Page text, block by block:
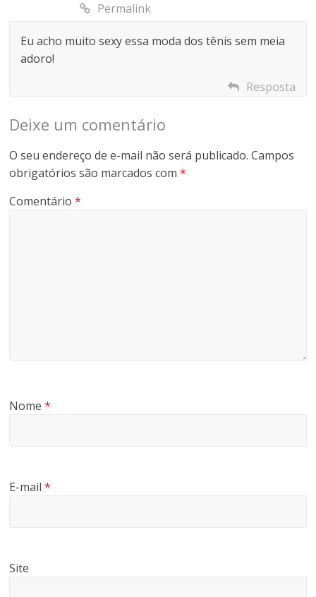
Permalink
Eu acho muito sexy essa moda dos tênis sem meia
adoro!
Resposta
Deixe um comentário
O seu endereço de e-mail não será publicado. Campos
obrigatórios são marcados com*
Comentário*
Nome*
E-mail*
Site